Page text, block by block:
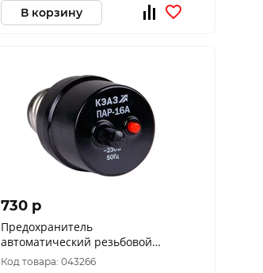
В корзину
730 p
Предохранитель
автоматический резьбовой
ПАР-25А-УХЛ4-КЭАЗ 100044
Код товара: 043266